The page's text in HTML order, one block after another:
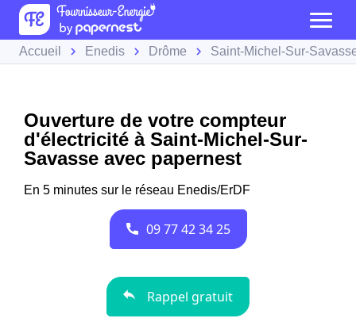
Accueil Enedis Drôme Saint-Michel-Sur-